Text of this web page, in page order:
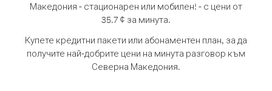
Македония - стационарен или мобилен! - с цени от
35.7 ¢ за минута.
Купете кредитни пакети или абонаментен план, за да
получите най-добрите цени на минута разговор към
Северна Македония.